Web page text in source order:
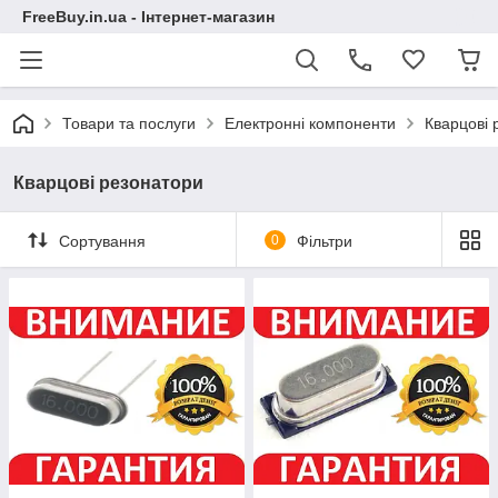
FreeBuy.in.ua - Інтернет-магазин
Товари та послуги Електронні компоненти Кварцові
Кварцові резонатори
Сортування 0 Фільтри